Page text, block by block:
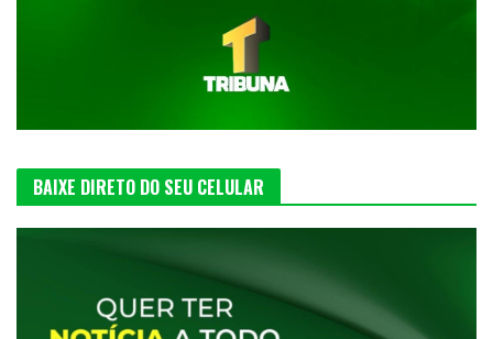
BAIXE DIRETO DO SEU CELULAR